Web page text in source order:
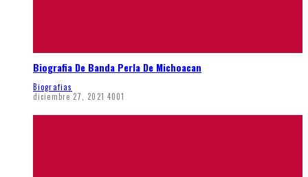
Biografia De Banda Perla De Michoacan
Biografias
diciembre 27, 2021 4001